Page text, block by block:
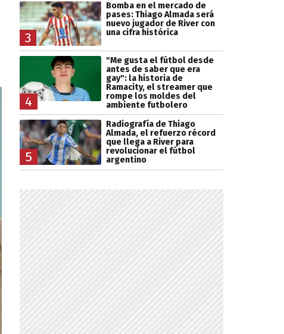
3
Bomba en el mercado de
pases: Thiago Almada será
nuevo jugador de River con
una cifra histórica
4
"Me gusta el fútbol desde
antes de saber que era
gay": la historia de
Ramacity, el streamer que
rompe los moldes del
ambiente futbolero
5
Radiografía de Thiago
Almada, el refuerzo récord
que llega a River para
revolucionar el fútbol
argentino